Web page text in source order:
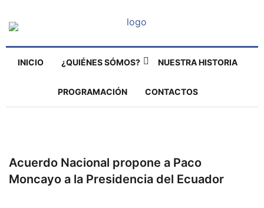
INICIO ¿QUIÉNES SÓMOS? NUESTRA HISTORIA
PROGRAMACIÓN CONTACTOS
Acuerdo Nacional propone a Paco
Moncayo a la Presidencia del Ecuador